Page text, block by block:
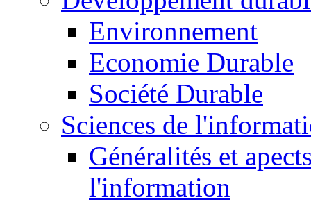
Environnement
Economie Durable
Société Durable
Sciences de
Généralités et
l'information